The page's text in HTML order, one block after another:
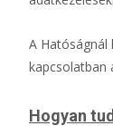
A Hatóságnál
kapcsolatban
Hogyan